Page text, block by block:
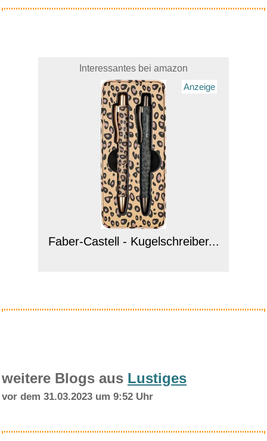
Interessantes bei amazon
Anzeige
Faber-Castell - Kugelschreiber...
weitere Blogs aus Lustiges
vor dem 31.03.2023 um 9:52 Uhr